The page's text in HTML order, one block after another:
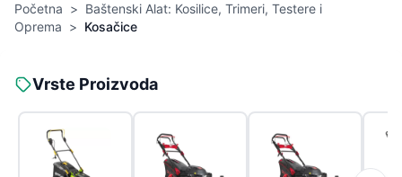
Početna > Baštenski Alat: Kosilice, Trimeri, Testere i
Oprema > Kosačice
Vrste Proizvoda